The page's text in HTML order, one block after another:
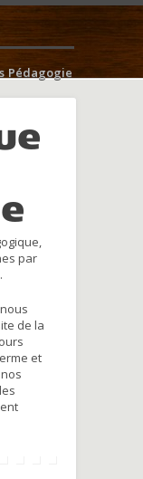
Pédagogie
par
de la
et